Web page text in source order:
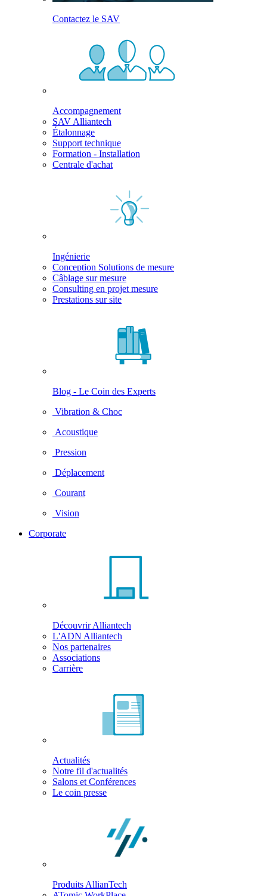
Contactez le SAV
Accompagnement
SAV Alliantech
Étalonnage
Support technique
Formation - Installation
Centrale d'achat
Ingénierie
Conception Solutions de mesure
Câblage sur mesure
Consulting en projet mesure
Prestations sur site
Blog - Le Coin des Experts
Vibration & Choc
Acoustique
Pression
Déplacement
Courant
Vision
Corporate
Découvrir Alliantech
L'ADN Alliantech
Nos partenaires
Associations
Carrière
Actualités
Notre fil d'actualités
Salons et Conférences
Le coin presse
Produits AllianTech